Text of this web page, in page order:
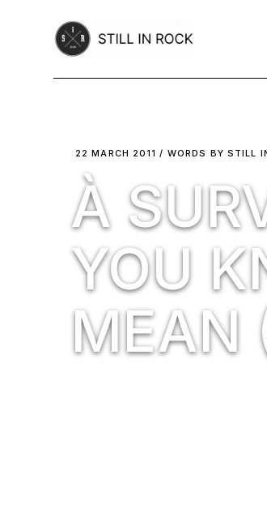
22 MARCH 2011 WORDS BY STILL
À
YOU
MEAN